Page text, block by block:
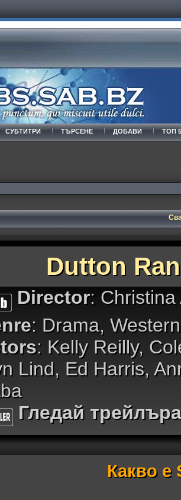
СУБТИТРИ ТЪРСЕНЕ ДОБАВИ ТОП
Dutton
Director:
: Drama, Western
: Kelly Reilly,
Lind, Ed Harris,
Гледай трейлъра
Какво е